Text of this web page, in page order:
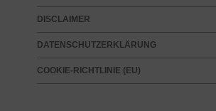
DISCLAIMER
DATENSCHUTZERKLÄRUNG
COOKIE-RICHTLINIE (EU)